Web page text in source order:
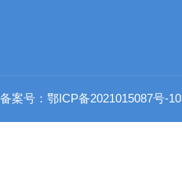
备案号：鄂ICP备2021015087号-10